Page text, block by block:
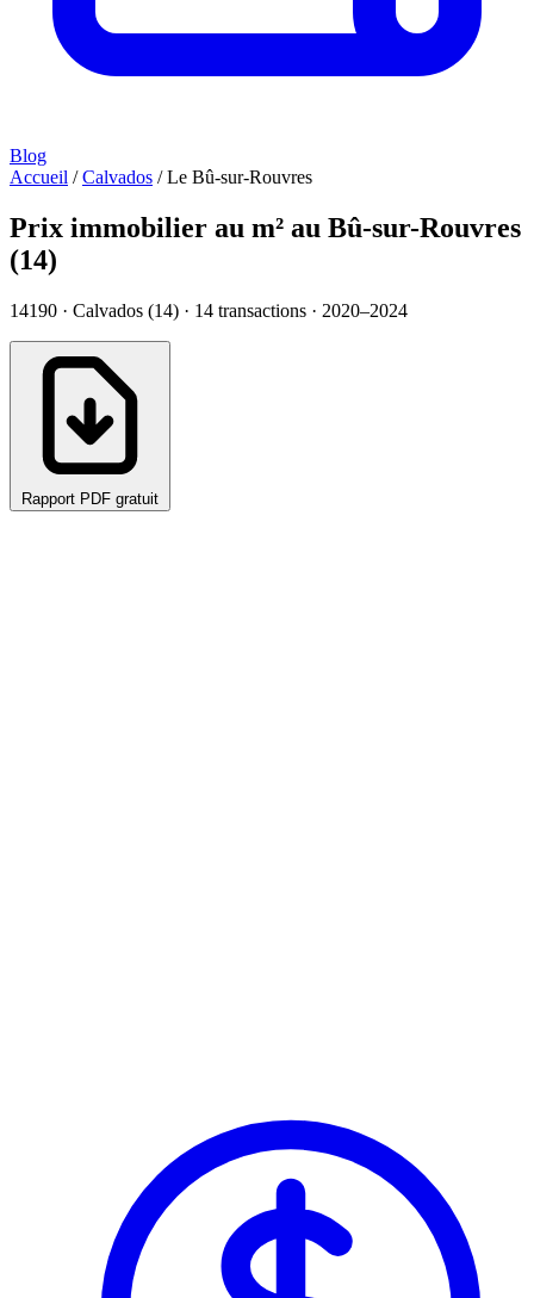
Blog
Accueil / Calvados / Le Bû-sur-Rouvres
Prix immobilier au m² au Bû-sur-Rouvres
(14)
14190 · Calvados (14) · 14 transactions · 2020–2024
Rapport PDF gratuit